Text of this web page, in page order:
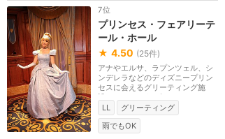
7位
プリンセス・フェアリーテ
ール・ホール
★ 4.50 (25件)
アナやエルサ、ラプンツェル、シ
ンデレラなどのディズニープリン
セスに会えるグリーティング施
設。キャラクター毎...
LL
グリーティング
雨でもOK